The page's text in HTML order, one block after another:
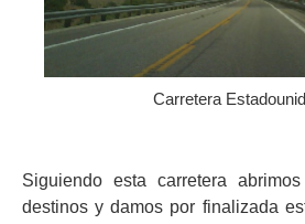
Carretera
Siguiendo esta carretera
destinos y damos por finalizada